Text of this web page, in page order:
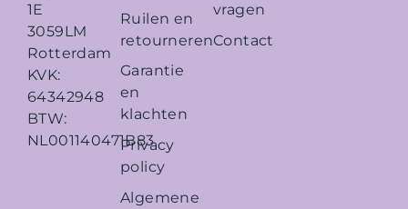
1E
3059LM
Rotterdam
KVK:
64342948
BTW:
NL001140471B83
Ruilen en
retourneren
Garantie
en
klachten
Privacy
policy
Algemene
vragen
Contact